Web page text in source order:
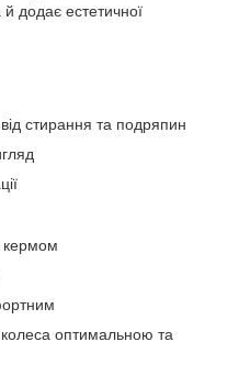
й додає естетичної
стирання та подряпин
кермом
оптимальною та